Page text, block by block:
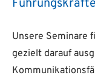
Unsere Seminare
gezielt darauf